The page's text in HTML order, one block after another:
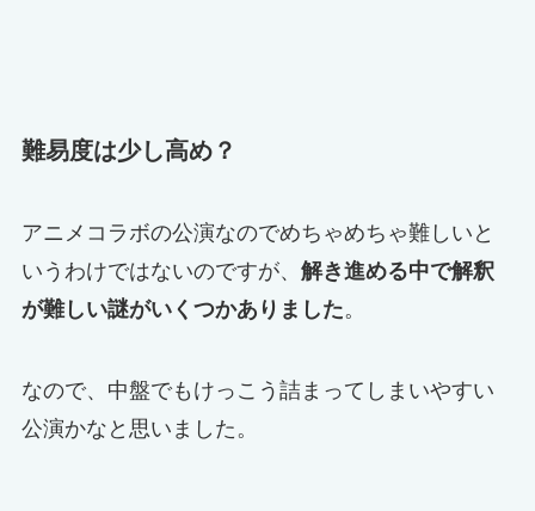
難易度は少し高め？
アニメコラボの公演なのでめちゃめちゃ難しいと
いうわけではないのですが、 解き進める中で解釈
が難しい謎がいくつかありました。
なので、中盤でもけっこう詰まってしまいやすい
公演かなと思いました。